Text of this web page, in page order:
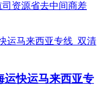
资源省去中间商差
运快运马来西亚专